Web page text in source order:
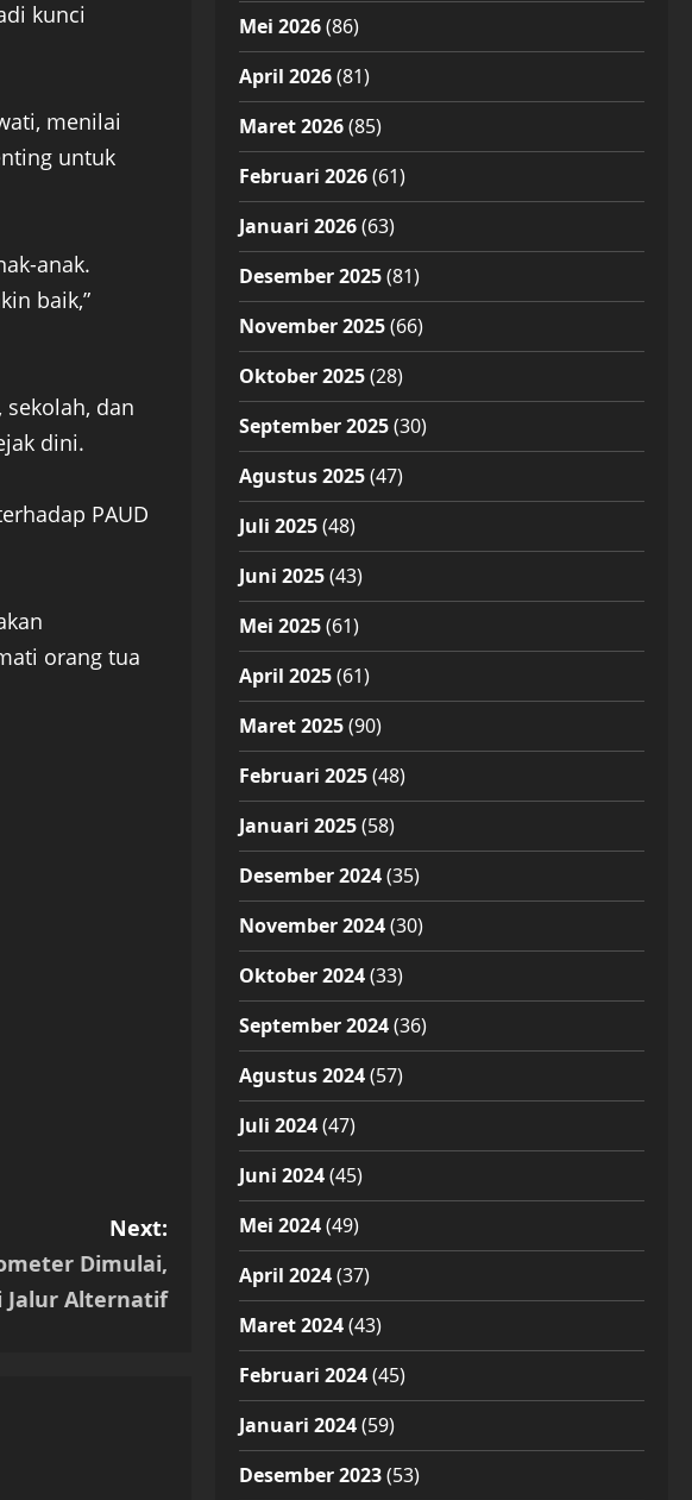
kunci
menilai
untuk
anak.
baik,”
dan
dini.
PAUD
orang tua
Next:
Dimulai,
Jalur Alternatif
Mei 2026(86)
April 2026(81)
Maret 2026(85)
Februari 2026(61)
Januari 2026(63)
Desember 2025(81)
November 2025(66)
Oktober 2025(28)
September 2025(30)
Agustus 2025(47)
Juli 2025(48)
Juni 2025(43)
Mei 2025(61)
April 2025(61)
Maret 2025(90)
Februari 2025(48)
Januari 2025(58)
Desember 2024(35)
November 2024(30)
Oktober 2024(33)
September 2024(36)
Agustus 2024(57)
Juli 2024(47)
Juni 2024(45)
Mei 2024(49)
April 2024(37)
Maret 2024(43)
Februari 2024(45)
Januari 2024(59)
Desember 2023(53)